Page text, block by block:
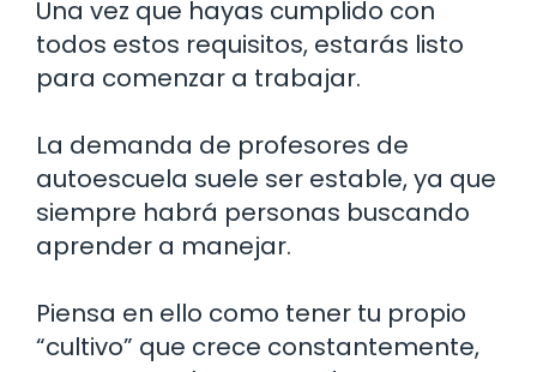
Una vez que hayas cumplido con
todos estos requisitos, estarás listo
para comenzar a trabajar.
La demanda de profesores de
autoescuela suele ser estable, ya que
siempre habrá personas buscando
aprender a manejar.
Piensa en ello como tener tu propio
“cultivo” que crece constantemente,